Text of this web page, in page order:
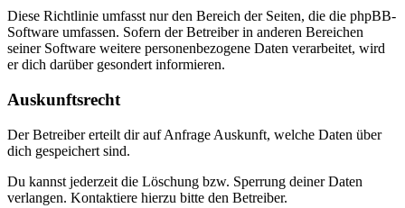
Diese Richtlinie umfasst nur den Bereich der Seiten, die die phpBB-
Software umfassen. Sofern der Betreiber in anderen Bereichen
seiner Software weitere personenbezogene Daten verarbeitet, wird
er dich darüber gesondert informieren.
Auskunftsrecht
Der Betreiber erteilt dir auf Anfrage Auskunft, welche Daten über
dich gespeichert sind.
Du kannst jederzeit die Löschung bzw. Sperrung deiner Daten
verlangen. Kontaktiere hierzu bitte den Betreiber.